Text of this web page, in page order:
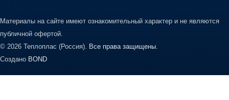
Материалы на сайте имеют ознакомительный характер и не являются
публичной офертой.
© 2026 Теплоплас (Россия). Все права защищены.
Создано BOND